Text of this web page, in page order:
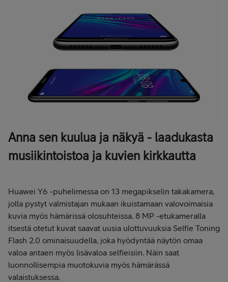
Anna sen kuulua ja näkyä - laadukasta
musiikintoistoa ja kuvien kirkkautta
Huawei Y6 -puhelimessa on 13 megapikselin takakamera,
jolla pystyt valmistajan mukaan ikuistamaan valovoimaisia
kuvia myös hämärissä olosuhteissa. 8 MP -etukameralla
itsestä otetut kuvat saavat uusia ulottuvuuksia Selfie Toning
Flash 2.0 ominaisuudella, joka hyödyntää näytön omaa
valoa antaen myös lisävaloa selfieisiin. Näin saat
luonnollisempia muotokuvia myös hämärässä
valaistuksessa.